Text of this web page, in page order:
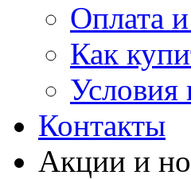
Оплата
Как
Условия
Контакты
Акции и